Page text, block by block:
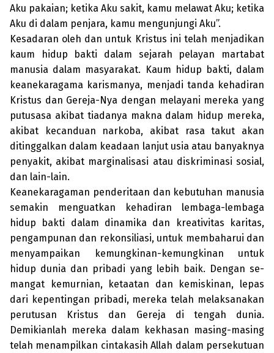
Aku pakaian; ketika Aku sakit, kamu melawat Aku; ketika
Aku di dalam penjara, kamu mengunjungi Aku”.
Kesadaran oleh dan untuk Kristus ini telah menjadikan
kaum hidup bakti dalam sejarah pelayan martabat
manusia dalam masyarakat. Kaum hidup bakti, dalam
keanekaragama karismanya, menjadi tanda kehadiran
Kristus dan Gereja-Nya dengan melayani mereka yang
putusasa akibat tiadanya makna dalam hidup mereka,
akibat kecanduan narkoba, akibat rasa takut akan
diting­galkan dalam keadaan lanjut usia atau banyaknya
penyakit, akibat marginalisasi atau diskriminasi sosial,
dan lain-lain.
Keanekaragaman penderitaan dan kebutuhan manusia
semakin menguatkan kehadiran lembaga-lembaga
hidup bakti dalam dina­mika dan kreativitas karitas,
peng­ampun­an dan rekonsiliasi, untuk membaharui dan
menyampaikan ke­mungkinan-kemungkinan untuk
hidup dunia dan pribadi yang lebih baik. Dengan se­
mangat kemurnian, ketaatan dan kemis­kinan, lepas
dari kepentingan pribadi, mereka telah melaksanakan
perutusan Kristus dan Gereja di tengah dunia.
Demikianlah mereka dalam kekhasan masing-masing
telah me­nampilkan cintakasih Allah dalam persekutuan